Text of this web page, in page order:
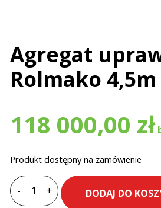
Agregat
Rolmako
118 000,00 zł
Produkt dostępny na zamówienie
-
ilość
+ DODAJ DO